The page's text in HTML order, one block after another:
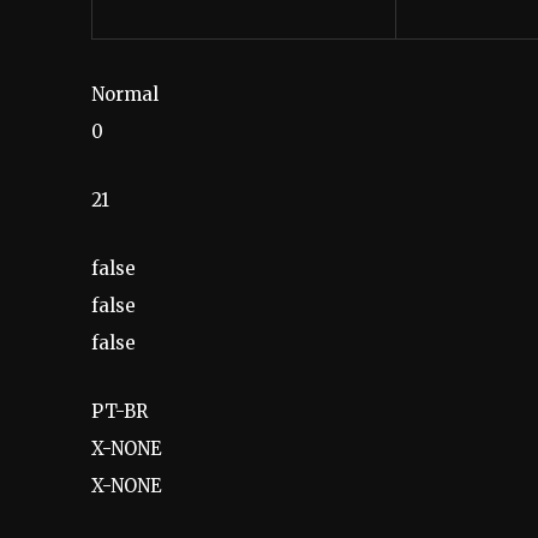
Normal
0
21
false
false
false
PT-BR
X-NONE
X-NONE